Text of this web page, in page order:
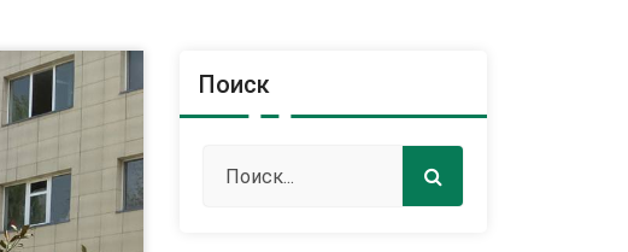
Поиск